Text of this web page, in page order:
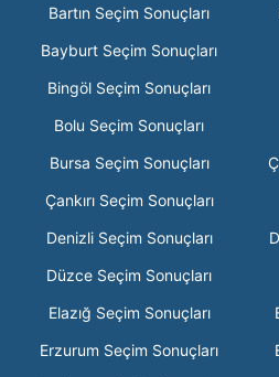
Bartın Seçim Sonuçları
Bayburt Seçim Sonuçları
Bingöl Seçim Sonuçları
Bolu Seçim Sonuçları
Bursa Seçim Sonuçları
Çankırı Seçim Sonuçları
Denizli Seçim Sonuçları
Düzce Seçim Sonuçları
Elazığ Seçim Sonuçları
Erzurum Seçim Sonuçları